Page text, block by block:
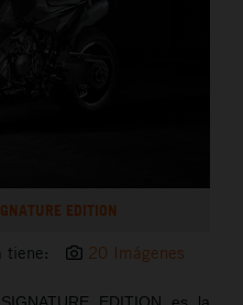
EDITION
tiene: 20 Imágenes
EDITION es la